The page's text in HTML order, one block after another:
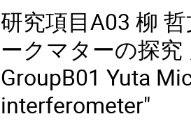
研究項目A03 柳
ークマターの探究
GroupB01 Yuta
interferometer"